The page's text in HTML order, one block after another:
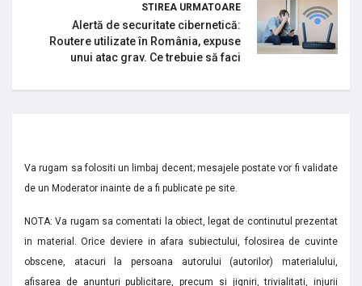
STIREA URMATOARE
Alertă de securitate cibernetică:
Routere utilizate în România, expuse
unui atac grav. Ce trebuie să faci
Va rugam sa folositi un limbaj decent; mesajele postate vor fi validate
de un Moderator inainte de a fi publicate pe site.
NOTA: Va rugam sa comentati la obiect, legat de continutul prezentat
in material. Orice deviere in afara subiectului, folosirea de cuvinte
obscene, atacuri la persoana autorului (autorilor) materialului,
afisarea de anunturi publicitare, precum si jigniri, trivialitati, injurii